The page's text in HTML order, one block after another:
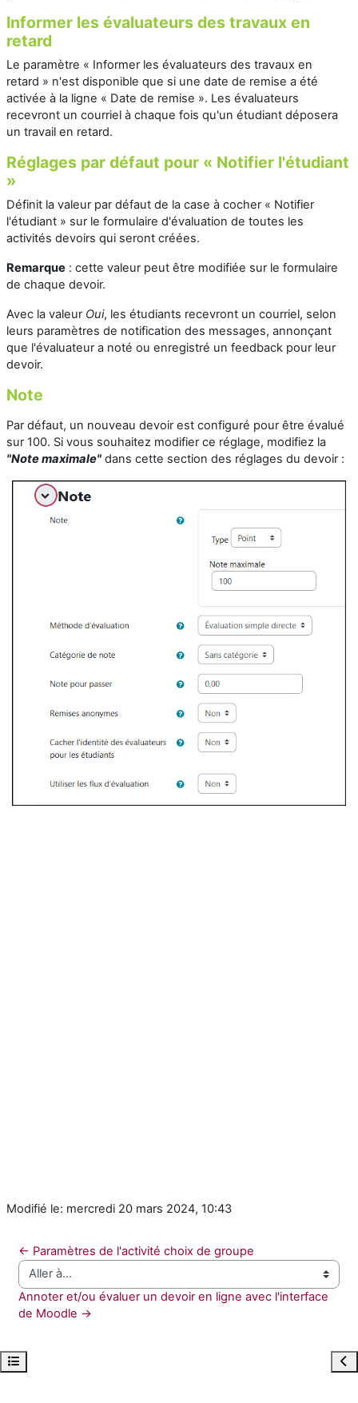
Ouvrir l’index du cours
Informer les évaluateurs des travaux en
retard
Le paramètre « Informer les évaluateurs des travaux en
retard » n'est disponible que si une date de remise a été
activée à la ligne « Date de remise ». Les évaluateurs
recevront un courriel à chaque fois qu'un étudiant déposera
un travail en retard.
Réglages par défaut pour « Notifier l'étudiant
»
Définit la valeur par défaut de la case à cocher « Notifier
l'étudiant » sur le formulaire d'évaluation de toutes les
activités devoirs qui seront créées.
Remarque : cette valeur peut être modifiée sur le formulaire
de chaque devoir.
Avec la valeur Oui, les étudiants recevront un courriel, selon
leurs paramètres de notification des messages, annonçant
que l'évaluateur a noté ou enregistré un feedback pour leur
devoir.
Note
Par défaut, un nouveau devoir est configuré pour être évalué
sur 100. Si vous souhaitez modifier ce réglage, modifiez la
"Note maximale" dans cette section des réglages du devoir :
Modifié le: mercredi 20 mars 2024, 10:43
← Paramètres de l'activité choix de groupe
Aller à…
Annoter et/ou évaluer un devoir en ligne avec l'interface
de Moodle →